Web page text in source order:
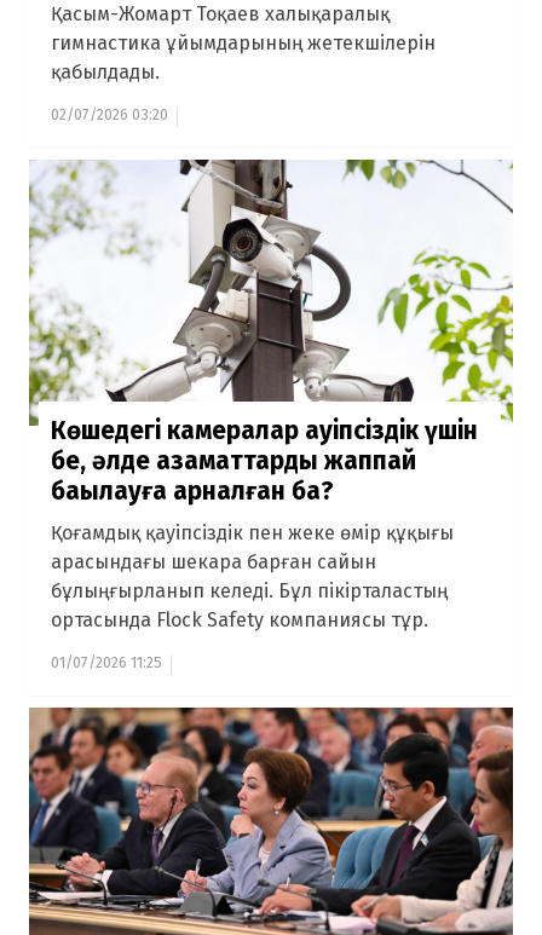
Қасым-Жомарт Тоқаев халықаралық
гимнастика ұйымдарының жетекшілерін
қабылдады.
02/07/2026 03:20
Көшедегі камералар қауіпсіздік үшін
бе, әлде азаматтарды жаппай
бақылауға арналған ба?
Қоғамдық қауіпсіздік пен жеке өмір құқығы
арасындағы шекара барған сайын
бұлыңғырланып келеді. Бұл пікірталастың
ортасында Flock Safety компаниясы тұр.
01/07/2026 11:25